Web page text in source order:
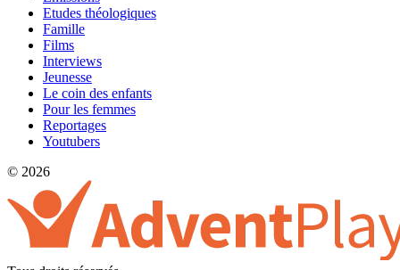
Etudes théologiques
Famille
Films
Interviews
Jeunesse
Le coin des enfants
Pour les femmes
Reportages
Youtubers
© 2026